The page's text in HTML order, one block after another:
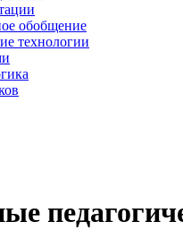
обобщение
технологии